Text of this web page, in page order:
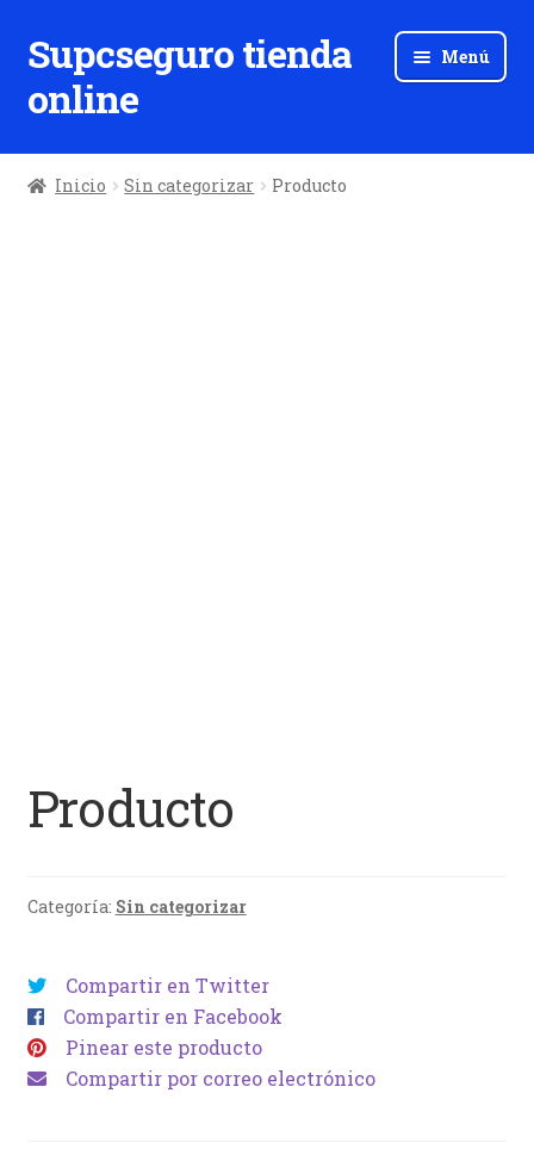
Ir
a
la
Ir
al
contenido
Supcseguro tienda
online
Menú
Inicio Sin categorizar Producto
Producto
Categoría: Sin categorizar
Compartir en Twitter
Compartir en Facebook
Pinear este producto
Compartir por correo electrónico